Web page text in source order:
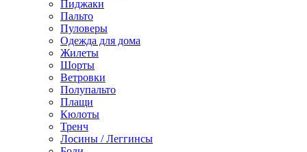
Пиджаки
Пальто
Пуловеры
Одежда для дома
Жилеты
Шорты
Ветровки
Полупальто
Плащи
Кюлоты
Тренч
Лосины / Леггинсы